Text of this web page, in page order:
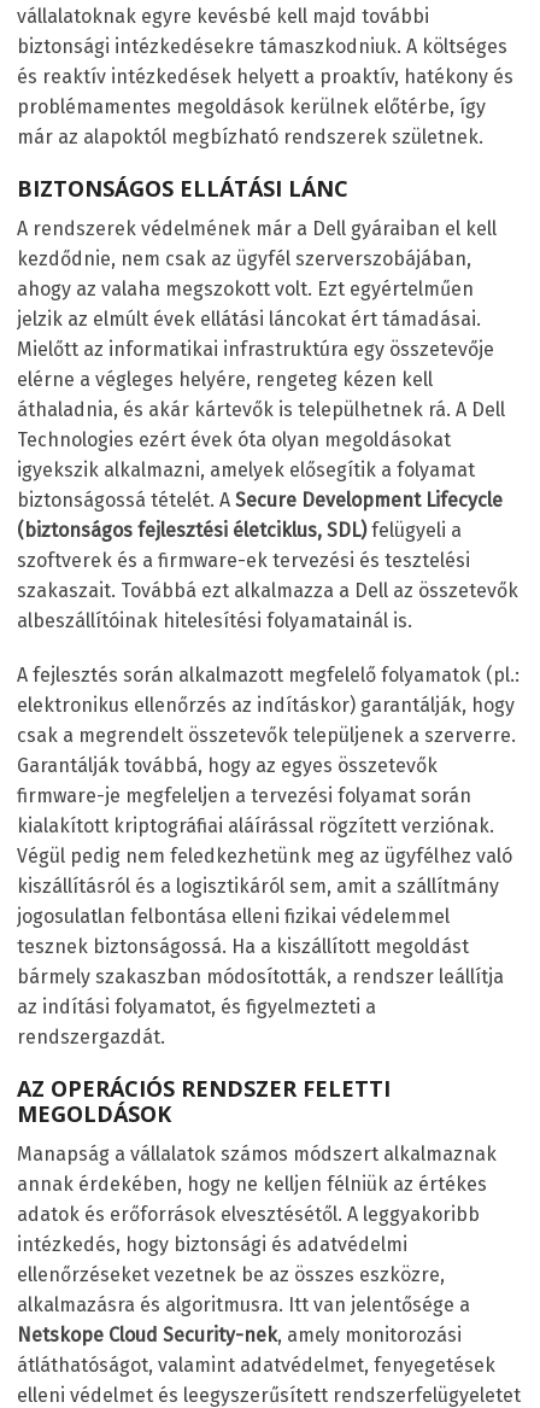
vállalatoknak egyre kevésbé kell majd további
biztonsági intézkedésekre támaszkodniuk. A költséges
és reaktív intézkedések helyett a proaktív, hatékony és
problémamentes megoldások kerülnek előtérbe, így
már az alapoktól megbízható rendszerek születnek.
BIZTONSÁGOS ELLÁTÁSI LÁNC
A rendszerek védelmének már a Dell gyáraiban el kell
kezdődnie, nem csak az ügyfél szerverszobájában,
ahogy az valaha megszokott volt. Ezt egyértelműen
jelzik az elmúlt évek ellátási láncokat ért támadásai.
Mielőtt az informatikai infrastruktúra egy összetevője
elérne a végleges helyére, rengeteg kézen kell
áthaladnia, és akár kártevők is települhetnek rá. A Dell
Technologies ezért évek óta olyan megoldásokat
igyekszik alkalmazni, amelyek elősegítik a folyamat
biztonságossá tételét. A Secure Development Lifecycle
(biztonságos fejlesztési életciklus, SDL)felügyeli a
szoftverek és a firmware-ek tervezési és tesztelési
szakaszait. Továbbá ezt alkalmazza a Dell az összetevők
albeszállítóinak hitelesítési folyamatainál is.
A fejlesztés során alkalmazott megfelelő folyamatok (pl.:
elektronikus ellenőrzés az indításkor) garantálják, hogy
csak a megrendelt összetevők települjenek a szerverre.
Garantálják továbbá, hogy az egyes összetevők
firmware-je megfeleljen a tervezési folyamat során
kialakított kriptográfiai aláírással rögzített verziónak.
Végül pedig nem feledkezhetünk meg az ügyfélhez való
kiszállításról és a logisztikáról sem, amit a szállítmány
jogosulatlan felbontása elleni fizikai védelemmel
tesznek biztonságossá. Ha a kiszállított megoldást
bármely szakaszban módosították, a rendszer leállítja
az indítási folyamatot, és figyelmezteti a
rendszergazdát.
AZ OPERÁCIÓS RENDSZER FELETTI
MEGOLDÁSOK
Manapság a vállalatok számos módszert alkalmaznak
annak érdekében, hogy ne kelljen félniük az értékes
adatok és erőforrások elvesztésétől. A leggyakoribb
intézkedés, hogy biztonsági és adatvédelmi
ellenőrzéseket vezetnek be az összes eszközre,
alkalmazásra és algoritmusra. Itt van jelentősége a
Netskope Cloud Security-nek, amely monitorozási
átláthatóságot, valamint adatvédelmet, fenyegetések
elleni védelmet és leegyszerűsített rendszerfelügyeletet